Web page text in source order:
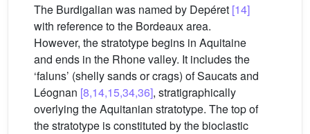
The Burdigalian was named by Depéret [14]
with reference to the Bordeaux area.
However, the stratotype begins in Aquitaine
and ends in the Rhone valley. It includes the
‘faluns’ (shelly sands or crags) of Saucats and
Léognan [8,14,15,34,36], stratigraphically
overlying the Aquitanian stratotype. The top of
the stratotype is constituted by the bioclastic